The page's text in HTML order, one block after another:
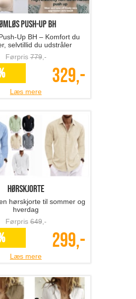
Push-Up BH
Up BH – Komfort du
selvtillid du udstråler
Førpris779,-
329,-
Læs mere
hørskjorte
hørskjorte til sommer og
hverdag
Førpris649,-
299,-
Læs mere